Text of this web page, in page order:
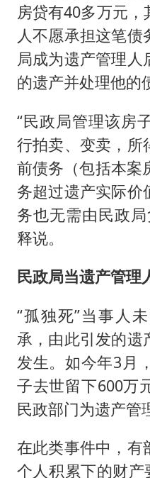
房贷有40多万元
人不愿承担这笔
局成为遗产管理人
的遗产并处理他的
“民政局管理该房
行拍卖、变卖，所
前债务（包括本案
务超过遗产实际价
务也无需由民政
释说。
民政局当遗产管理
“孤独死”当事人
承，由此引发的遗
发生。如今年3月
子去世留下600万
民政部门为遗产管
在此类事件中，有
个人积累下的财产